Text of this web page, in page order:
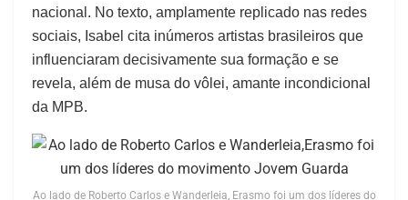
nacional. No texto, amplamente replicado nas redes
sociais, Isabel cita inúmeros artistas brasileiros que
influenciaram decisivamente sua formação e se
revela, além de musa do vôlei, amante incondicional
da MPB.
Ao lado de Roberto Carlos e Wanderleia, Erasmo foi um dos líderes do